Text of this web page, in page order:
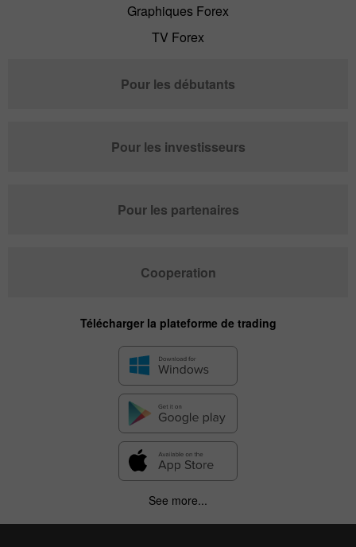
Graphiques Forex
TV Forex
Pour les débutants
Pour les investisseurs
Pour les partenaires
Cooperation
Télécharger la plateforme de trading
See more...